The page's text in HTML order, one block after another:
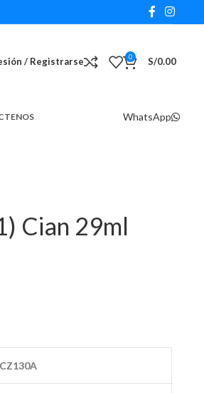
/ Registrarse 0 S/0.00
WhatsApp
Cian 29ml
CZ130A